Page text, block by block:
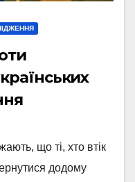
що ті, хто втік
додому